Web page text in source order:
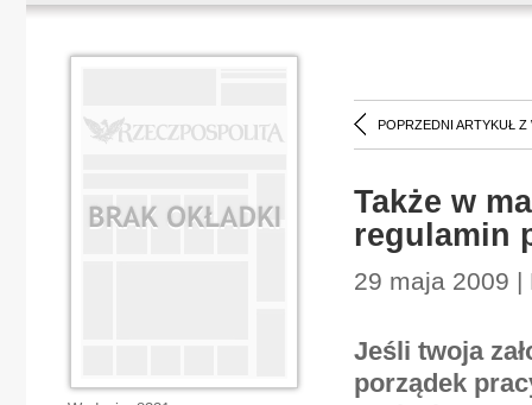
POPRZEDNI ARTYKUŁ Z
Także w
regulamin
29 maja 2009 |
Jeśli twoja
porządek